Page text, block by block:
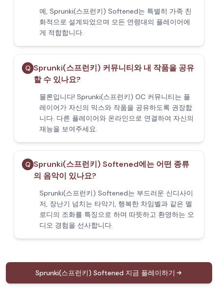
예, Sprunki(스프런키) Softened는 특별히 가족 친
화적으로 설계되었으며 모든 연령대의 플레이어에
게 적합합니다.
Q Sprunki(스프런키) 커뮤니티와 내 작품을 공유
할 수 있나요?
물론입니다! Sprunki(스프런키) OC 커뮤니티는 플
레이어가 자신의 믹스와 작품을 공유하도록 권장합
니다. 다른 플레이어와 온라인으로 연결하여 자신의
재능을 보여주세요.
Q Sprunki(스프런키) Softened에는 어떤 종류
의 음악이 있나요?
Sprunki(스프런키) Softened는 부드러운 신디사이
저, 장난기 넘치는 타악기, 행복한 차임벨과 같은 멜
로디의 조화를 특징으로 하며 따뜻하고 환영하는 오
디오 경험을 선사합니다.
Sprunki(스프런키) Softened 지금 플레이하기